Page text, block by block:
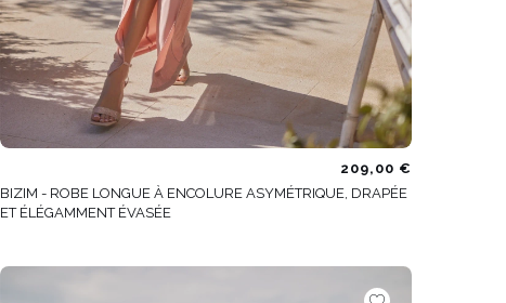
209,00 €
BIZIM - ROBE LONGUE À ENCOLURE ASYMÉTRIQUE, DRAPÉE
ET ÉLÉGAMMENT ÉVASÉE